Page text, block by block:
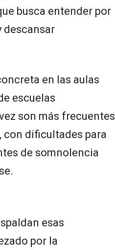
busca entender por
descansar
en las aulas
escuelas
son más frecuentes
con dificultades para
de somnolencia
esas
por la